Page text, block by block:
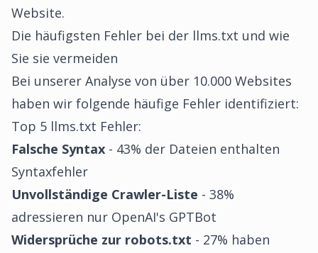
Website.
Die häufigsten Fehler bei der llms.txt und wie
Sie sie vermeiden
Bei unserer Analyse von über 10.000 Websites
haben wir folgende häufige Fehler identifiziert:
Top 5 llms.txt Fehler:
Falsche Syntax - 43% der Dateien enthalten
Syntaxfehler
Unvollständige Crawler-Liste - 38%
adressieren nur OpenAI's GPTBot
Widersprüche zur robots.txt - 27% haben